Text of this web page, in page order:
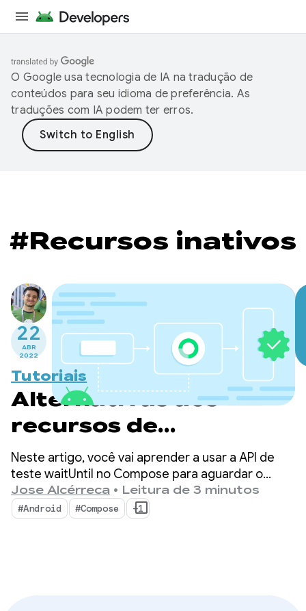
O Google usa tecnologia de IA na tradução de
conteúdos para seu idioma de preferência. As
traduções com IA podem ter erros.
#Recursos inativos
22
ABR
2022
Tutoriais
Alternativas aos
recursos de
inatividade em testes
do Compose: as APIs
waitUntil
Neste artigo, você vai aprender a usar a API de
teste waitUntil no Compose para aguardar o
cumprimento de algumas condições.
Jose Alcérreca • Leitura de 3 minutos
#Android #Compose +1